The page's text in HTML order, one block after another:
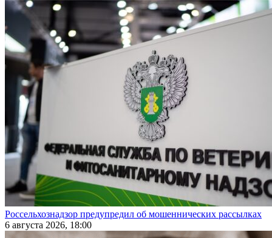
Россельхознадзор предупредил об мошеннических рассылках
6 августа 2026, 18:00